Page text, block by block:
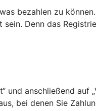
bezahlen zu
Denn das
und anschließend auf
bei denen Sie